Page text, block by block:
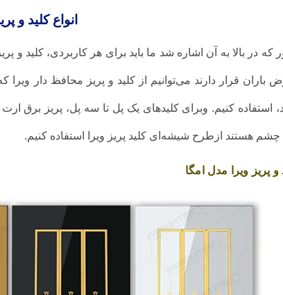
انواع کلید و
که در بالا به آن اشاره شد ما باید برای هر کاربردی، کلید
باران قرار دارند می‌توانیم از کلید و پریز محافظ‌‌‌‌ دار ویرا
استفاده کنیم. وبرای کلید‌های یک پل تا سه پل، پریز برق
هستند ازطرح شیشه‌ای کلید پریز ویرا استفاده کنیم.
و پریز ویرا مدل امگا